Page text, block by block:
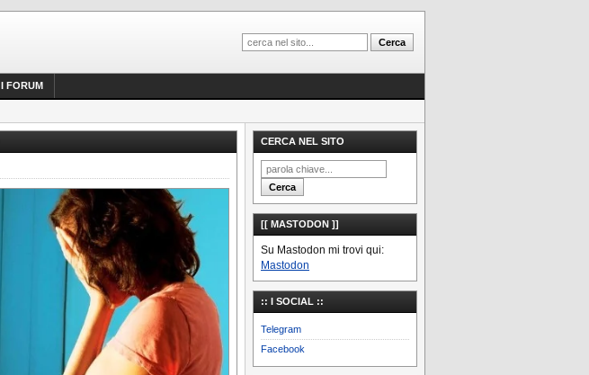
I FORUM
CERCA NEL SITO
[[ MASTODON ]]
Su Mastodon mi trovi qui:
Mastodon
:: I SOCIAL ::
Telegram
Facebook